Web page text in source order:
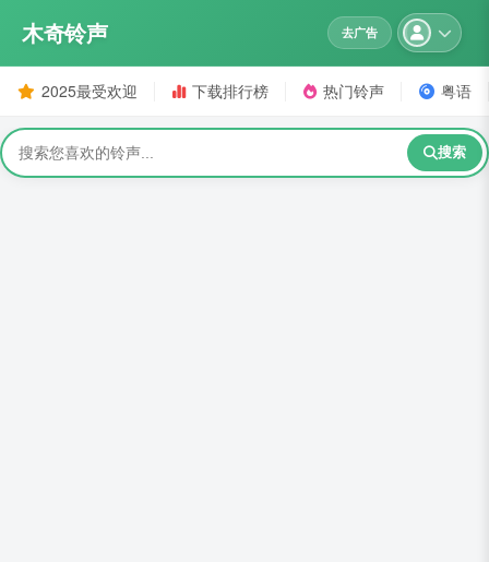
木奇铃声 去广告
2025最受欢迎 下载排行榜 热门铃声 粤语
搜索